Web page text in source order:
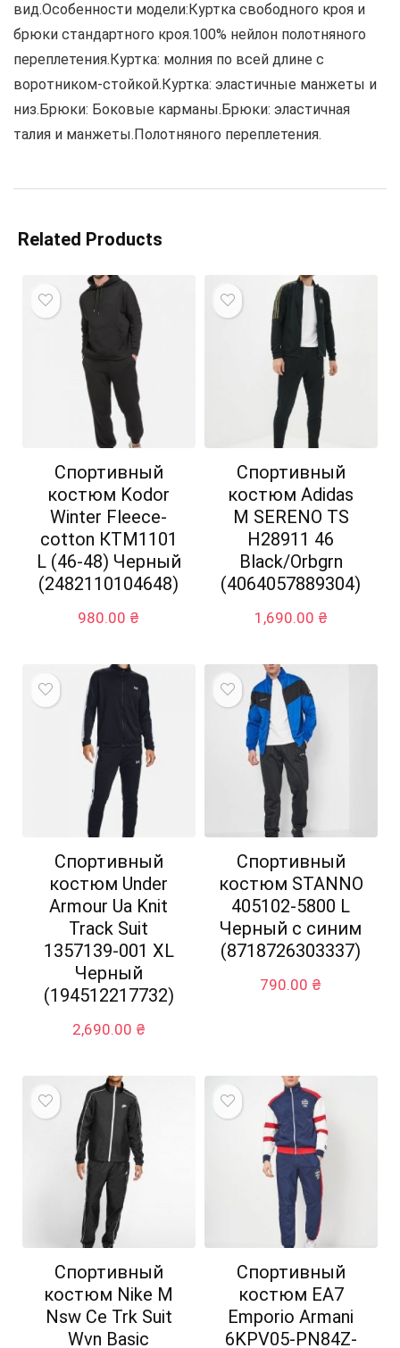
вид.Особенности модели:Куртка свободного кроя и
брюки стандартного кроя.100% нейлон полотняного
переплетения.Куртка: молния по всей длине с
воротником-стойкой.Куртка: эластичные манжеты и
низ.Брюки: Боковые карманы.Брюки: эластичная
талия и манжеты.Полотняного переплетения.
Related Products
Спортивный
костюм Kodor
Winter Fleece-
cotton КТМ1101
L (46-48) Черный
(2482110104648)
980.00 ₴
Спортивный
костюм Adidas
M SERENO TS
H28911 46
Black/Orbgrn
(4064057889304)
1,690.00 ₴
Спортивный
костюм Under
Armour Ua Knit
Track Suit
1357139-001 XL
Черный
(194512217732)
2,690.00 ₴
Спортивный
костюм STANNO
405102-5800 L
Черный с синим
(8718726303337)
790.00 ₴
Спортивный
костюм Nike M
Nsw Ce Trk Suit
Wvn Basic
Спортивный
костюм EA7
Emporio Armani
6KPV05-PN84Z-